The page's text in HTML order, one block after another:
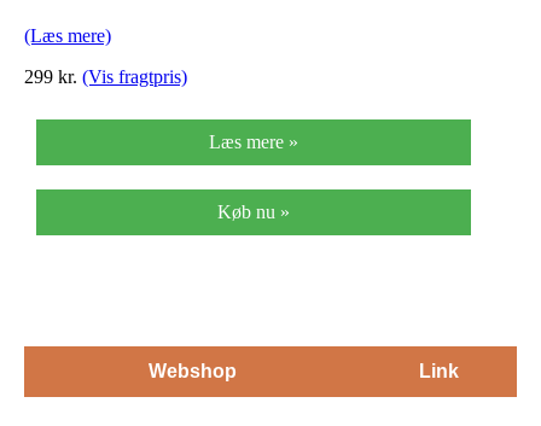
(Læs mere)
299 kr. (Vis fragtpris)
Læs mere »
Køb nu »
Webshop Link